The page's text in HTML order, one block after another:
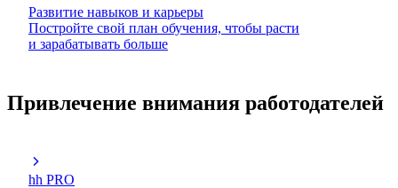
Развитие навыков и карьеры
Постройте свой план обучения, чтобы расти
и зарабатывать больше
Привлечение внимания работодателей
hh PRO